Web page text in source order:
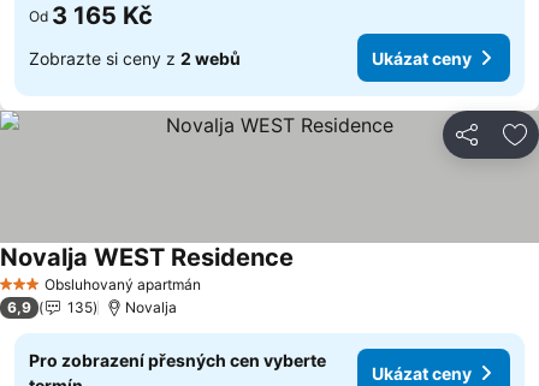
Od 3 165 Kč
Zobrazte si ceny z 2 webů Ukázat ceny
Sdílet
3 Počet hvězdiček
Obsluhovaný apartmán
Novalja WEST Residence
6,9 135 Novalja
Pro zobrazení přesných cen vyberte
Ukázat ceny